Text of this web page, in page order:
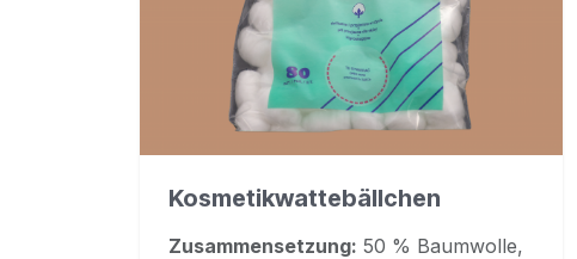
Kosmetikwattebällchen
Zusammensetzung: 50 % Baumwolle,